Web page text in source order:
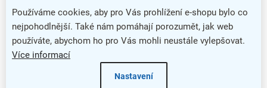
Používáme cookies, aby pro Vás prohlížení e-shopu bylo co
nejpohodlnější. Také nám pomáhají porozumět, jak web
používáte, abychom ho pro Vás mohli neustále vylepšovat.
Více informací
Nastavení
Vhodná výška stolu předchází bolestem zad
S výškou 76 cm splňuje stůl Visio ergonomické požadavky
Stojí na stabilní kovové podnoži.